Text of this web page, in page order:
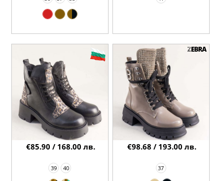
39 40
€85.90 / 168.00 лв.
37
€98.68 / 193.00 лв.